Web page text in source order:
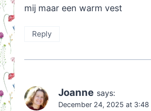
mij maar een warm vest
Reply
Joanne says:
December 24, 2025 at 3:48